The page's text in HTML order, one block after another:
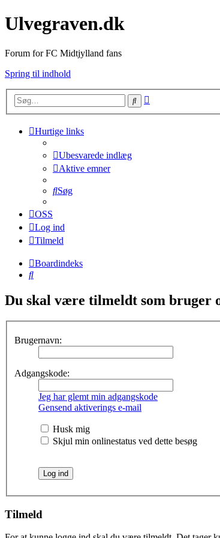
Ulvegraven.dk
Forum for FC Midtjylland fans
Spring til indhold
Søg
Hurtige links
Ubesvarede indlæg
Aktive emner
Søg
OSS
Log ind
Tilmeld
Boardindeks
Søg
Du skal være tilmeldt som bruger
Brugernavn:
Adgangskode:
Jeg har glemt min adgangskode
Gensend aktiverings e-mail
Husk mig
Skjul min onlinestatus ved dette besøg
Tilmeld